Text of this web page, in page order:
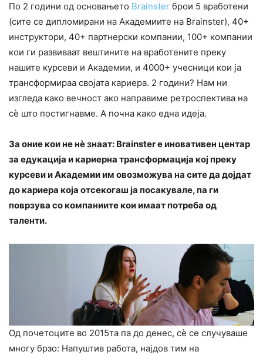
По 2 години од основањето Brainster брои 5 вработени
(сите се дипломирани на Академиите на Brainster), 40+
инструктори, 40+ партнерски компании, 100+ компании
кои ги развиваат вештините на вработените преку
нашите курсеви и Академии, и 4000+ учесници кои ја
трансформираа својата кариера. 2 години? Нам ни
изгледа како вечност ако направиме ретроспектива на
сè што постигнавме. А почна како една идеја.
За оние кои не нè знаат: Brainster е иновативен центар
за едукација и кариерна трансформација кој преку
курсеви и Академии им овозможува на сите да дојдат
до кариера која отсекогаш ја посакувале, па ги
поврзува со компаниите кои имаат потреба од
таленти.
Од почетоците во 2015та па до денес, сè се случуваше
многу брзо: Напуштив работа, најдов тим на